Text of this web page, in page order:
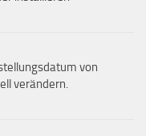
von
verändern.